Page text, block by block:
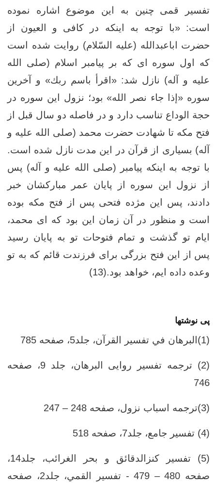
تفسیر قمی چنین به این موضوع اشاره نموده
است: «با توجه به اینکه در کافی و العیون از
حضرت اباعبدالله (علیه السّلام) روایت شده است
که اول سوره ای که بر پیامبر اسلام (صلی الله
علیه و آله) نازل شد: «اقرأ باسم ربك» و آخرین
سوره «إذا جاء نصر الله» بود؛ نزول این سوره در
حجة الوداع تناسب دارد و در فاصله دو سال قبل از
فتح مکه تا شهادت حضرت محمد (صلی الله علیه و
آله) بسیاری از قرآن در این مدت نازل شده است.
با توجه به اینکه پیامبر (صلی الله علیه و آله) پس
از نزول این سوره از پایان عمر مبارکشان خبر
دادند، پس این مژده فتحی پس از فتح مکه بوده
است و منظور در آن زمان این بود که ای محمد،
ایام تو گذشت و تمام فتوحات تو به پایان رسید
پس از این فتح بزرگی برای فرزندت قائم که به تو
وعده داده ایم، خواهد بود.(13)
پی نوشتها
(1)البرهان في تفسير القرآن، جلد‏5، صفحه 785
(2) ترجمه تفسیر روایی البرهان، جلد ‏9، صفحه
746
(3)ترجمه اسباب نزول، صفحه 248 – 247
(4) تفسير جامع، جلد‏7، صفحه 518
(5) تفسير كنزالدقائق و بحر الغرائب، جلد‏14،
صفحه 480 – 479 - تفسير القمي، جلد‏2، صفحه